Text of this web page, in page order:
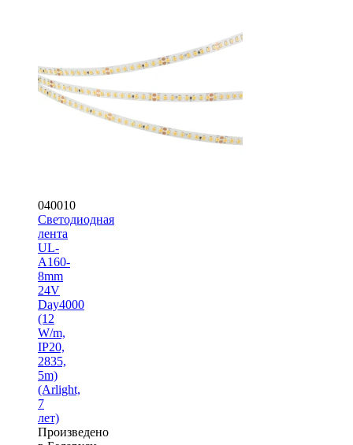
040010
Светодиодная
лента
UL-
A160-
8mm
24V
Day4000
(12
W/m,
IP20,
2835,
5m)
(Arlight,
7
лет)
Произведено